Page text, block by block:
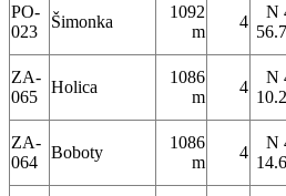
PO-
023
Šimonka
1092
m
4
N
ZA-
065
Holica
1086
m
4
N
ZA-
064
Boboty
1086
m
4
N